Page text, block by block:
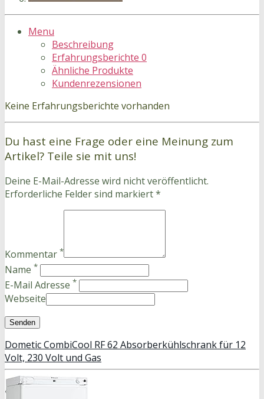
Menu
Beschreibung
Erfahrungsberichte 0
Ähnliche Produkte
Kundenrezensionen
Keine Erfahrungsberichte vorhanden
Du hast eine Frage oder eine Meinung zum
Artikel? Teile sie mit uns!
Deine E-Mail-Adresse wird nicht veröffentlicht.
Erforderliche Felder sind markiert *
Kommentar *
Name *
E-Mail Adresse *
Webseite
Dometic CombiCool RF 62 Absorberkühlschrank für 12
Volt, 230 Volt und Gas